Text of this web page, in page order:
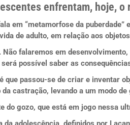
enfrentam, hoje, o
em “metamorfose da
de adulto, em relação aos
falaremos em
possível saber as
passou-se de criar e inventar
castração, levando a um modo
do gozo, que está em jogo nessa